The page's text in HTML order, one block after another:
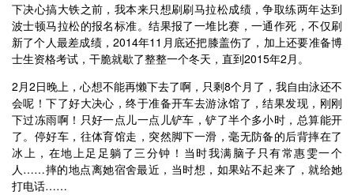
下决心搞大铁之前，我本来只想刷刷马拉松成绩，争取练两年达到
波士顿马拉松的报名标准。结果报了一堆比赛，一通作死，不仅刷
新了个人最差成绩，2014年11月底还把膝盖伤了，加上还要准备博
士生资格考试，干脆就歇了整整一个冬天，直到2015年2月。
2月2日晚上，心想不能再懒下去了啊，只剩8个月了，我自由泳还不
会呢！下了好大决心，终于准备开车去游泳馆了，结果发现，刚刚
下过冻雨啊！只好一点儿一点儿铲车，铲了半个多小时，总算能开
了。停好车，往体育馆走，突然脚下一滑，毫无防备的后背摔在了
冰上，在地上足足躺了三分钟！当时我满脑子只有常惠雯一个
人……摔的地点离她宿舍最近，当时想，如果站不起来了，就给她
打电话……